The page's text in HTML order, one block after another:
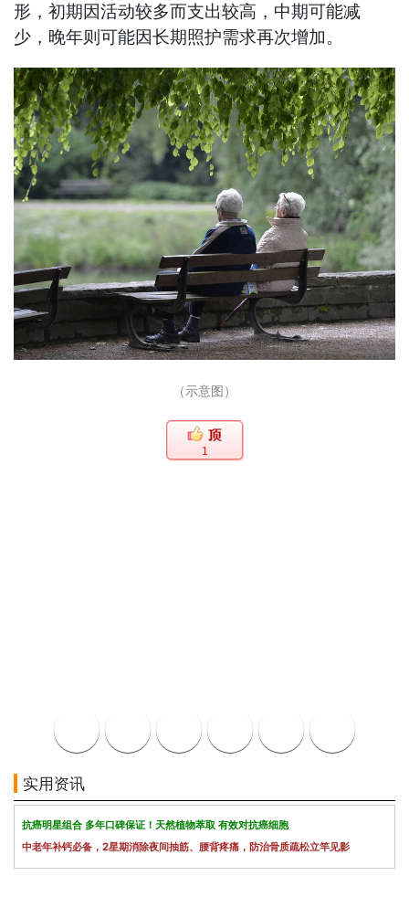
形，初期因活动较多而支出较高，中期可能减
少，晚年则可能因长期照护需求再次增加。
（示意图）
1
实用资讯
抗癌明星组合 多年口碑保证！天然植物萃取 有效对抗癌细胞
中老年补钙必备，2星期消除夜间抽筋、腰背疼痛，防治骨质疏松立竿见影